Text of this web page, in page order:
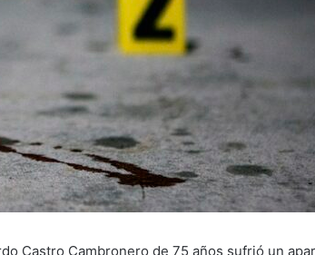
Castro Cambronero de 75 años sufrió un